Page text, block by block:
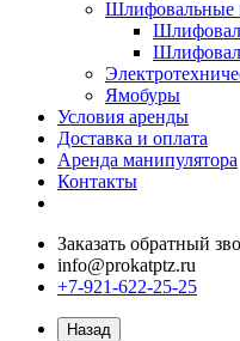
Ямобуры
Условия аренды
Доставка и оплата
Аренда манипулятора
Контакты
Заказать обратный
info@prokatptz.ru
+7-921-622-25-25
Назад